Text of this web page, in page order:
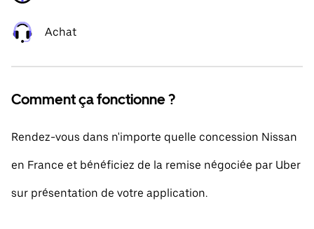
Achat
Comment ça fonctionne ?
Rendez-vous dans n'importe quelle concession Nissan
en France et bénéficiez de la remise négociée par Uber
sur présentation de votre application.